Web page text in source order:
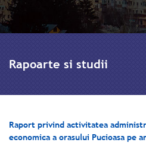
Rapoarte si studii
Raport privind activitatea
economica a orasului Pucioasa pe